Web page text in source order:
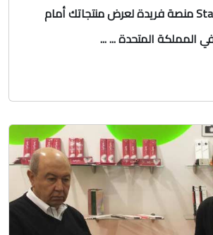
يعد Stationery Show منصة فريدة لعرض منتجاتك أمام
المملكة المتحدة ... ...